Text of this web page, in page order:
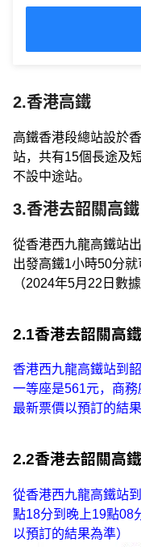
2.香港高鐵
高鐵香港段總站設於
站，共有15個長途及
不設中途站。
3.香港去韶關高鐵
從香港西九龍高鐵站
出發高鐵1小時50分就
（2024年5月22日數
2.1香港去韶關高
香港西九龍高鐵站到
一等座是561元，商務
最新票價以預訂的結果
2.2香港去韶關高
從香港西九龍高鐵站
點18分到晚上19點08
以預訂的結果為準）